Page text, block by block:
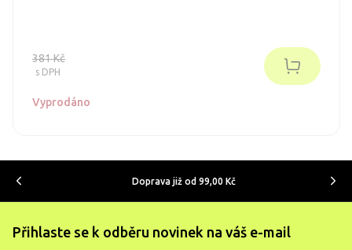
381 Kč
s DPH
Vyprodáno
Doprava již od 99,00 Kč
Přihlaste se k odběru novinek na váš e-mail